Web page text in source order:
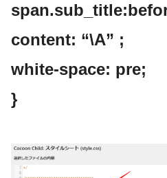
content: “\A” ;
white-space: pre;
}